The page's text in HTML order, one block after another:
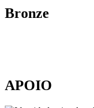
Bronze
APOIO